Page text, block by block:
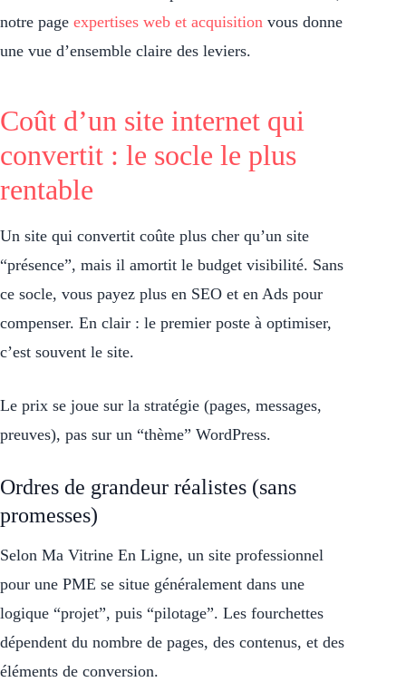
notre page expertises web et acquisition vous donne
une vue d’ensemble claire des leviers.
Coût d’un site internet qui
convertit : le socle le plus
rentable
Un site qui convertit coûte plus cher qu’un site
“présence”, mais il amortit le budget visibilité. Sans
ce socle, vous payez plus en SEO et en Ads pour
compenser. En clair : le premier poste à optimiser,
c’est souvent le site.
Le prix se joue sur la stratégie (pages, messages,
preuves), pas sur un “thème” WordPress.
Ordres de grandeur réalistes (sans
promesses)
Selon Ma Vitrine En Ligne, un site professionnel
pour une PME se situe généralement dans une
logique “projet”, puis “pilotage”. Les fourchettes
dépendent du nombre de pages, des contenus, et des
éléments de conversion.